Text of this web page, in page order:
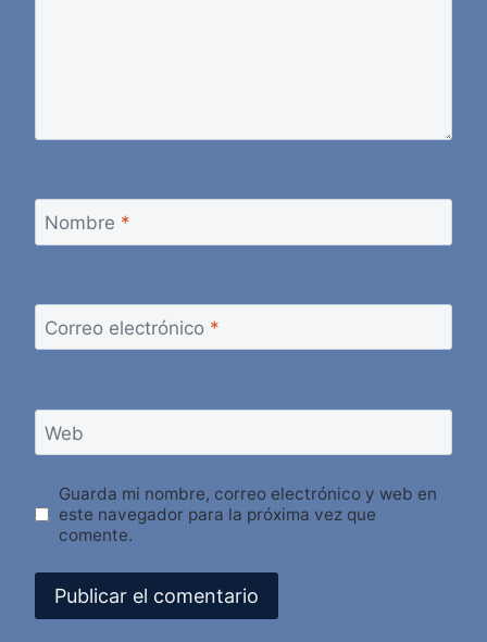
Nombre *
Correo electrónico *
Web
Guarda mi nombre, correo electrónico y web en
este navegador para la próxima vez que
comente.